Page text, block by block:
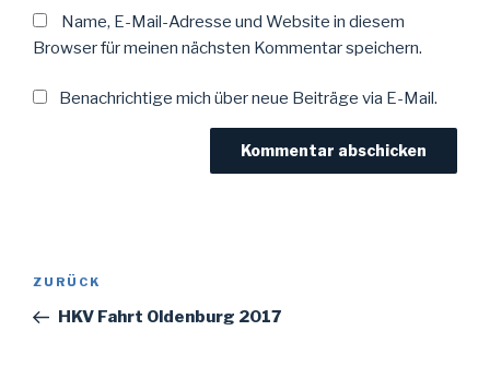
Name, E-Mail-Adresse und Website in diesem
Browser für meinen nächsten Kommentar speichern.
Benachrichtige mich über neue Beiträge via E-Mail.
Beitragsnavigation
Vorheriger
Beitrag
ZURÜCK
HKV Fahrt Oldenburg 2017